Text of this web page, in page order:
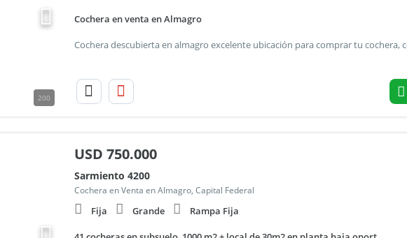
200
Cochera en venta en Almagro
USD 750.000
Sarmiento 4200
Cochera en Venta en Almagro, Capital Federal
Fija Grande Rampa Fija